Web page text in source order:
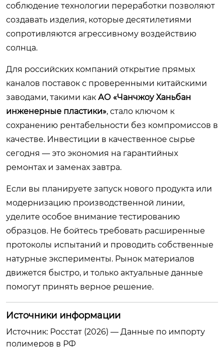
соблюдение технологии переработки позволяют
создавать изделия, которые десятилетиями
сопротивляются агрессивному воздействию
солнца.
Для российских компаний открытие прямых
каналов поставок с проверенными китайскими
заводами, такими как АО «Чанчжоу Ханьбан
инженерные пластики», стало ключом к
сохранению рентабельности без компромиссов в
качестве. Инвестиции в качественное сырье
сегодня — это экономия на гарантийных
ремонтах и заменах завтра.
Если вы планируете запуск нового продукта или
модернизацию производственной линии,
уделите особое внимание тестированию
образцов. Не бойтесь требовать расширенные
протоколы испытаний и проводить собственные
натурные эксперименты. Рынок материалов
движется быстро, и только актуальные данные
помогут принять верное решение.
Источники информации
Источник: Росстат (2026) — Данные по импорту
полимеров в РФ